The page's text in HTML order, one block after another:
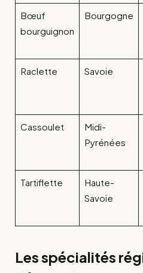
Bœuf
bourguignon
Bourgogne
Raclette Savoie
Cassoulet
Midi-
Pyrénées
Tartiflette
Haute-
Savoie
Les spécialités